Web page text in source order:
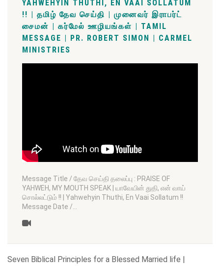
YAHWEHYIN THUTHI, EN VAAI SOLLATUM
!! | தமிழ் தேவ செய்தி | முனைவர் இராபர்ட்
சைமன் | கர்மேல் ஊழியங்கள் | TAMIL
MESSAGE | PR. ROBERT SIMON | CARMEL
MINISTRIES
Message Title / தேவ செய்தி தலைப்பு : PRAISE OF
YAHWEH, MY MOUTH SPEAK | யாவேயின் துதி, என் வாய்
சொல்லட்டும் !! | Yahwehyin Thuthi, En Vaai Sollatum !!
Message Date /…
Seven Biblical Principles for a Blessed Married life |